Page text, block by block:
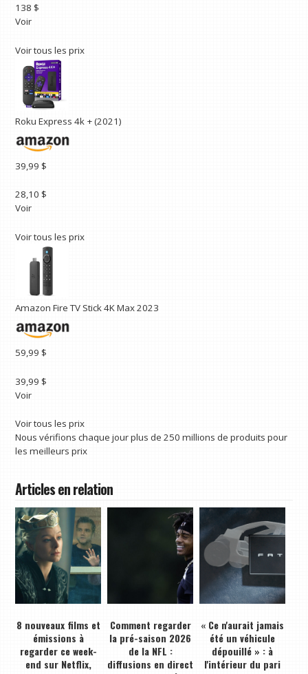
138 $
Voir
Voir tous les prix
Roku Express 4k + (2021)
39,99 $
28,10 $
Voir
Voir tous les prix
Amazon Fire TV Stick 4K Max 2023
59,99 $
39,99 $
Voir
Voir tous les prix
Nous vérifions chaque jour plus de 250 millions de produits pour
les meilleurs prix
Articles en relation
8 nouveaux films et
émissions à
regarder ce week-
end sur Netflix,
Comment regarder
la pré-saison 2026
de la NFL :
diffusions en direct
« Ce n'aurait jamais
été un véhicule
dépouillé » : à
l'intérieur du pari